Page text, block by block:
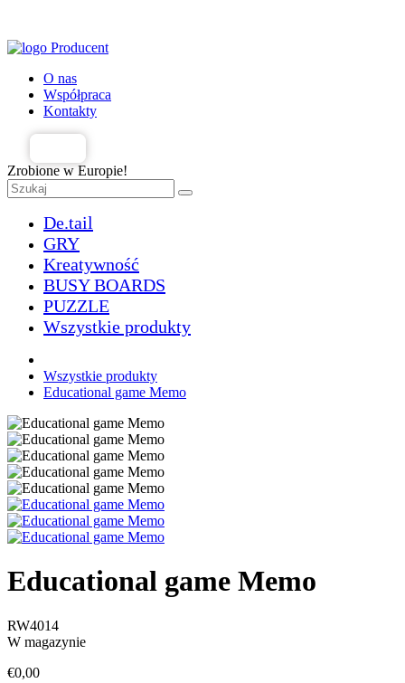
Producent
O nas
Współpraca
Kontakty
Zrobione w Europie!
De.tail
GRY
Kreatywność
BUSY BOARDS
PUZZLE
Wszystkie produkty
Wszystkie produkty
Educational game Memo
Educational game Memo
RW4014
W magazynie
€0,00